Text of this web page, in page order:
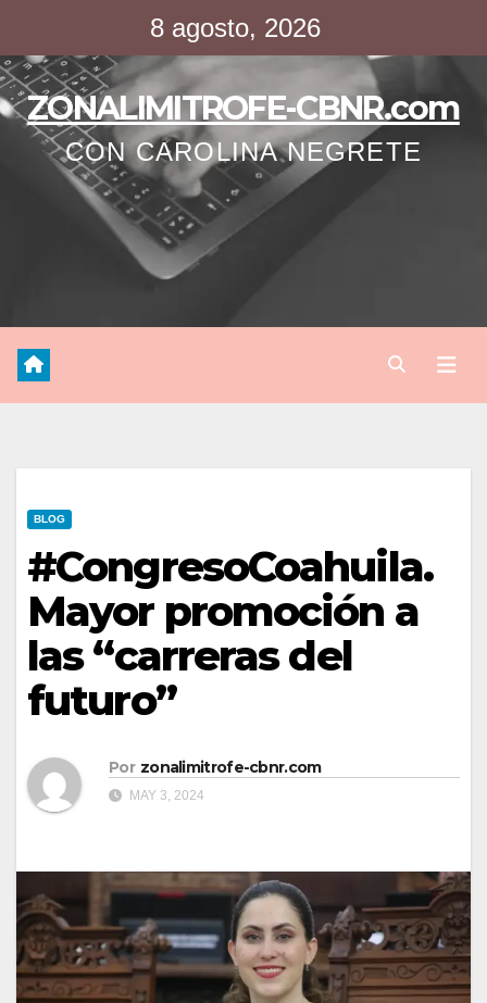
contenido
8 agosto, 2026
ZONALIMITROFE-CBNR.com
CON CAROLINA NEGRETE
BLOG
#CongresoCoahuila.
Mayor promoción a
las “carreras del
futuro”
Por zonalimitrofe-cbnr.com
MAY 3, 2024